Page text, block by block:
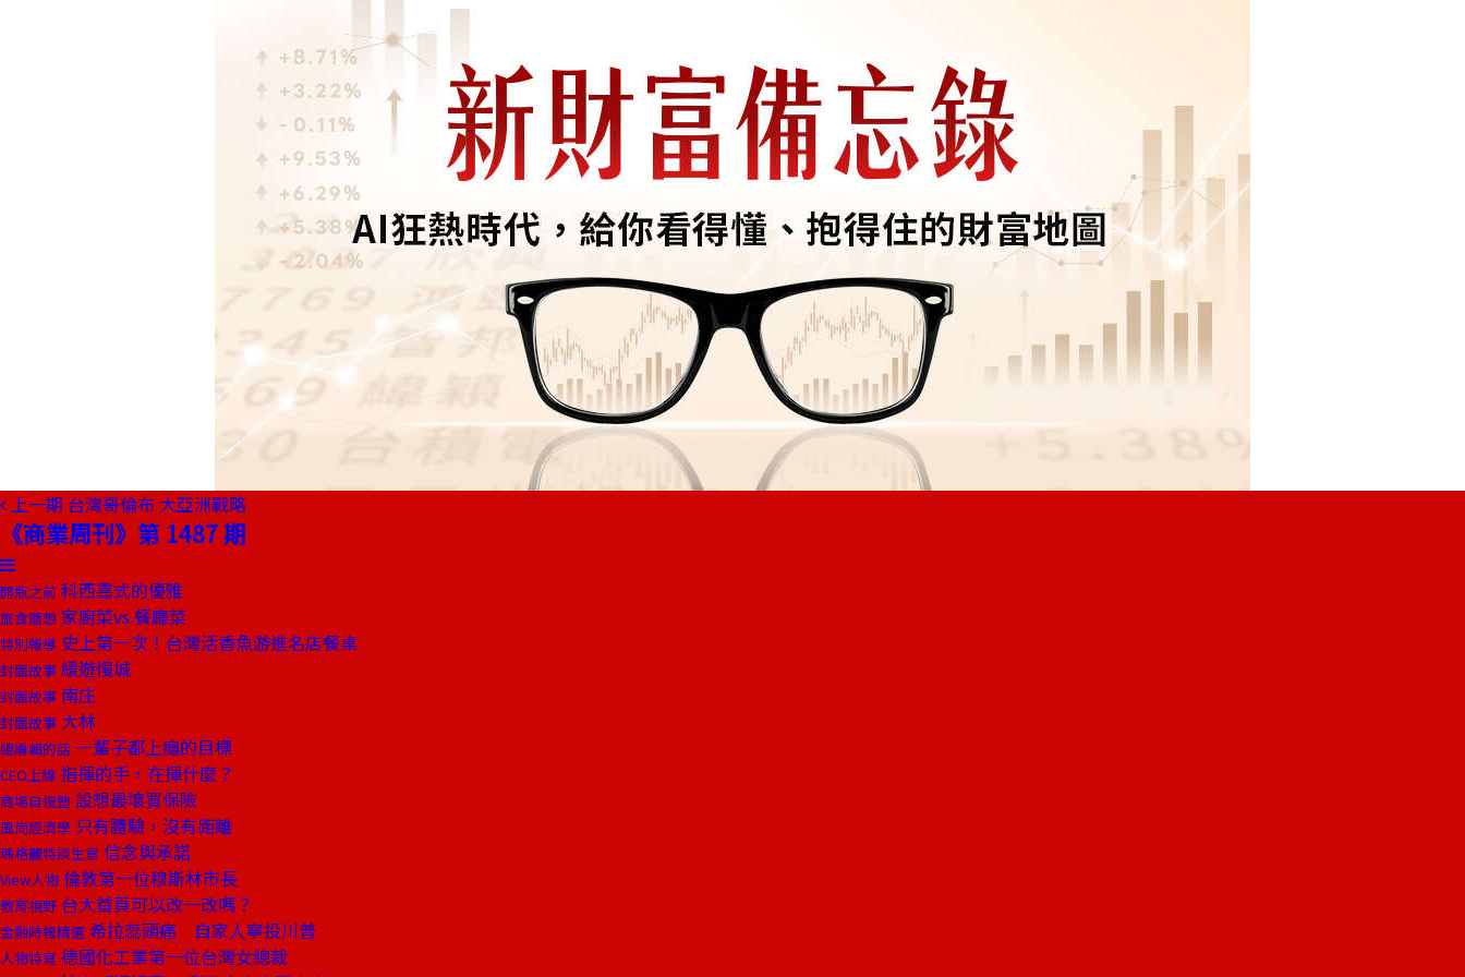
上一期 台灣哥倫布 大亞洲戰略
《商業周刊》第 1487 期
開瓶之前 科西嘉式的優雅
旅食隨想 家廚菜vs.餐廳菜
特別報導 史上第一次！台灣活香魚游進名店餐桌
封面故事 緩遊慢城
封面故事 南庄
封面故事 大林
總編輯的話 一輩子都上癮的目標
CEO上線 指揮的手，在揮什麼？
商場自慢塾 設想最壞買保險
風尚經濟學 只有體驗，沒有距離
瑪格麗特談生意 信念與承諾
View人物 倫敦第一位穆斯林市長
教育視野 台大首頁可以改一改嗎？
金融時報精選 希拉蕊頭痛 自家人寧投川普
人物特寫 德國化工業第一位台灣女總裁